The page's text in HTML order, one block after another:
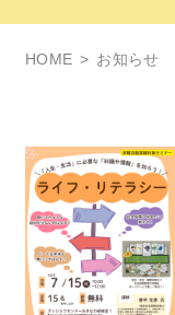
HOME お知らせ